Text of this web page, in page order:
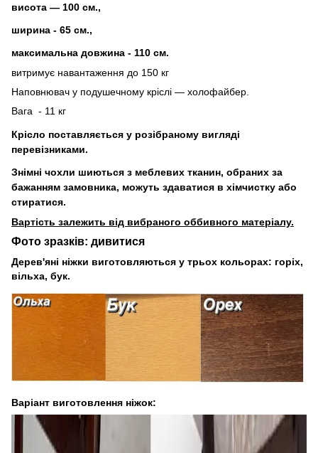
висота ― 100 см.,
ширина - 65 см.,
максимальна довжина - 110 см.
витримує навантаження до 150 кг
Наповнювач у подушечному кріслі ― холофайбер.
Вага - 11 кг
Крісло поставляється у розібраному вигляді
перевізниками.
Знімні чохли шиються з меблевих тканин, обраних за
бажанням замовника, можуть здаватися в хімчистку або
стиратися.
Вартість залежить від вибраного оббивного матеріалу.
Фото зразків: дивитися
Дерев'яні ніжки виготовляються у трьох кольорах: горіх,
вільха, бук.
Варіант виготовлення ніжок: